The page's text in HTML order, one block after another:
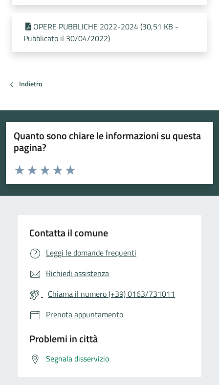
OPERE PUBBLICHE 2022-2024 (30,51 KB -
Pubblicato il 30/04/2022)
Indietro
Quanto sono chiare le informazioni su questa
pagina?
Valuta da 1 a 5 stelle la pagina
Valuta 5 stelle su 5
Valuta 4 stelle su 5
Valuta 3 stelle su 5
Valuta 2 stelle su 5
Valuta 1 stelle su 5
Contatta il comune
Leggi le domande frequenti
Richiedi assistenza
Chiama il numero (+39) 0163/731011
Prenota appuntamento
Problemi in città
Segnala disservizio